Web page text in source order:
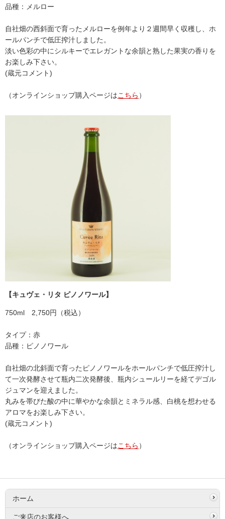
品種：メルロー
自社畑の西斜面で育ったメルローを例年より２週間早く収穫し、ホ
ールパンチで低圧搾汁しました。
淡い色彩の中にシルキーでエレガントな余韻と熟した果実の香りを
お楽しみ下さい。
(蔵元コメント)
（オンラインショップ購入ページはこちら ）
【キュヴェ・リタ ピノノワール】
750ml 2,750円（税込）
タイプ：赤
品種：ピノノワール
自社畑の北斜面で育ったピノノワールをホールパンチで低圧搾汁し
て一次発酵させて瓶内二次発酵後、瓶内シュールリーを経てデゴル
ジュマンを迎えました。
丸みを帯びた酸の中に華やかな余韻とミネラル感、白桃を想わせる
アロマをお楽しみ下さい。
(蔵元コメント)
（オンラインショップ購入ページはこちら ）
ホーム
ご来店のお客様へ